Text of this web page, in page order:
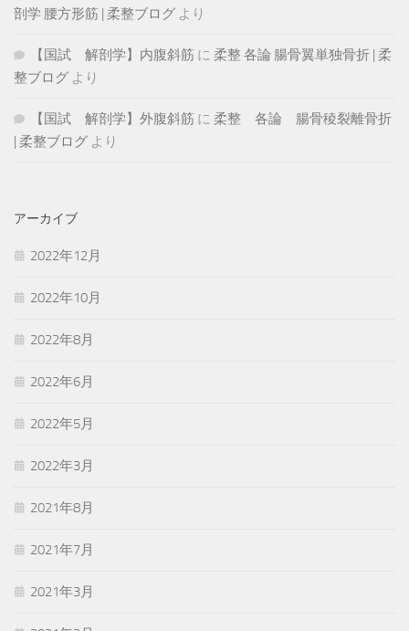
剖学 腰方形筋 | 柔整ブログ より
【国試 解剖学】内腹斜筋 に 柔整 各論 腸骨翼単独骨折 | 柔
整ブログ より
【国試 解剖学】外腹斜筋 に 柔整 各論 腸骨稜裂離骨折
| 柔整ブログ より
アーカイブ
2022年12月
2022年10月
2022年8月
2022年6月
2022年5月
2022年3月
2021年8月
2021年7月
2021年3月